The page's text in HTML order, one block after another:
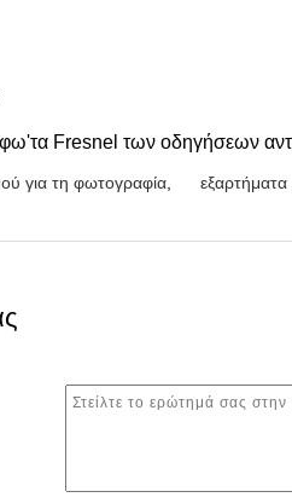
Fresnel των οδηγήσεων
για τη φωτογραφία